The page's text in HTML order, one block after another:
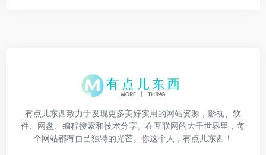
有点儿东西致力于发现更多美好实用的网站资源，影视、软
件、网盘、编程搜索和技术分享。在互联网的大千世界里，每
个网站都有自己独特的光芒。你这个人，有点儿东西！